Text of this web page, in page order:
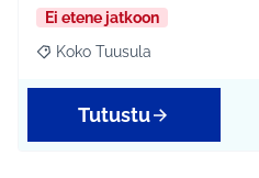
Ei etene jatkoon
Rajaa tulokset aihepiirin
Koko Tuusula
Tutustu